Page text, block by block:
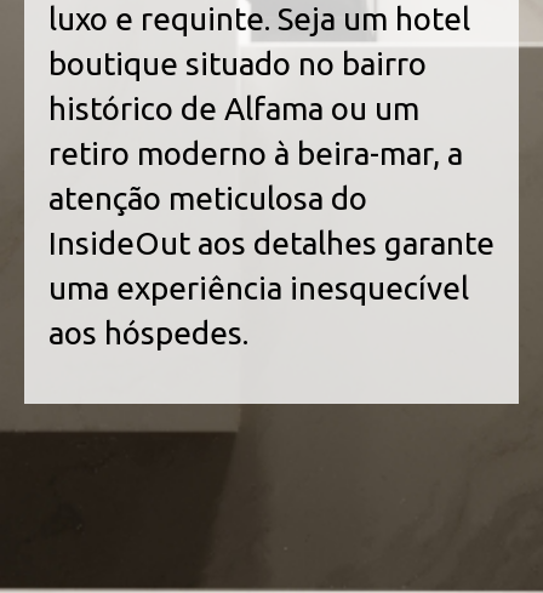
luxo e requinte. Seja um hotel
boutique situado no bairro
histórico de Alfama ou um
retiro moderno à beira-mar, a
atenção meticulosa do
InsideOut aos detalhes garante
uma experiência inesquecível
aos hóspedes.